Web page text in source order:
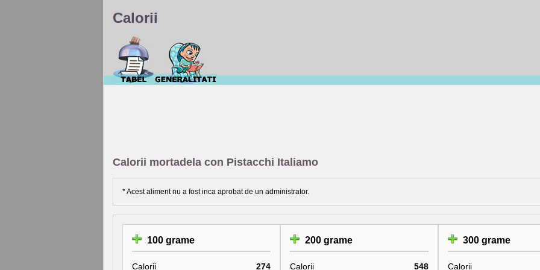
Calorii
Calorii mortadela con Pistacchi Italiamo
* Acest aliment nu a fost inca aprobat de un administrator.
100 grame
Calorii 274
200 grame
Calorii 548
300 grame
Calorii